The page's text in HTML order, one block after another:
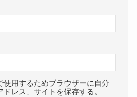
使用するためブラウザーに自分
レス、サイトを保存する。